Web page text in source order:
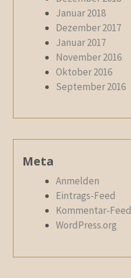
Januar 2018
Dezember 2017
Januar 2017
November 2016
Oktober 2016
September 2016
Meta
Anmelden
Eintrags-Feed
Kommentar-Feed
WordPress.org